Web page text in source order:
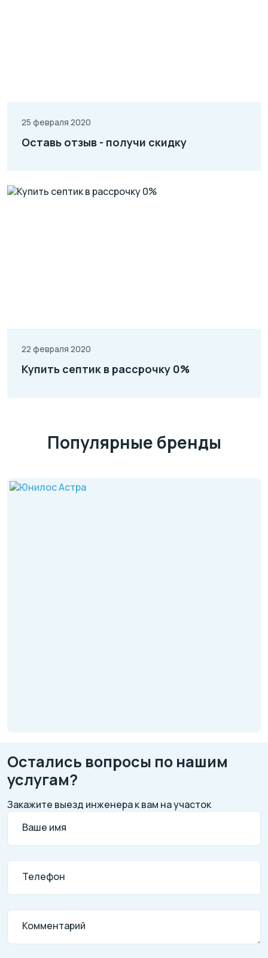
25 февраля 2020
Оставь отзыв - получи скидку
22 февраля 2020
Купить септик в рассрочку 0%
Популярные бренды
Остались вопросы по нашим
услугам?
Закажите выезд инженера к вам на участок
Ваше имя
Телефон
Комментарий